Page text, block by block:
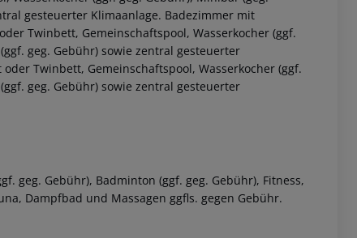
gesteuerter Klimaanlage. Badezimmer mit
Twinbett, Gemeinschaftspool, Wasserkocher (ggf.
geg. Gebühr) sowie zentral gesteuerter
oder Twinbett, Gemeinschaftspool, Wasserkocher (ggf.
geg. Gebühr) sowie zentral gesteuerter
geg. Gebühr), Badminton (ggf. geg. Gebühr), Fitness,
Dampfbad und Massagen ggfls. gegen Gebühr.